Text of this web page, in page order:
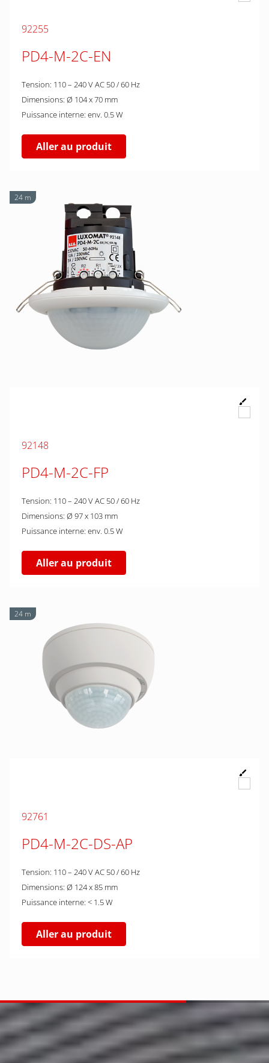
92255
PD4-M-2C-EN
Tension: 110 – 240 V AC 50 / 60 Hz
Dimensions: Ø 104 x 70 mm
Puissance interne: env. 0.5 W
Aller au produit
24 m
92148
PD4-M-2C-FP
Tension: 110 – 240 V AC 50 / 60 Hz
Dimensions: Ø 97 x 103 mm
Puissance interne: env. 0.5 W
Aller au produit
24 m
92761
PD4-M-2C-DS-AP
Tension: 110 – 240 V AC 50 / 60 Hz
Dimensions: Ø 124 x 85 mm
Puissance interne: < 1.5 W
Aller au produit